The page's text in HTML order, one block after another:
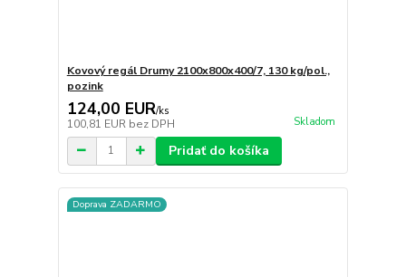
Kovový regál Drumy 2100x800x400/7, 130 kg/pol.,
pozink
124,00 EUR/ks
100,81 EUR bez DPH Skladom
Pridať do košíka
Doprava ZADARMO